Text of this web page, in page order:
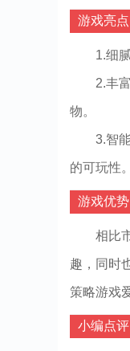
游戏亮点
1.细
2.丰
物。
3.智
的可玩性。
游戏优势
相比
趣，同时
策略游戏
小编点评